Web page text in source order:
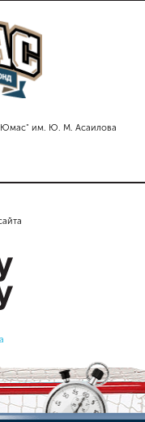
"Юмас" им. Ю. М. Асаилова